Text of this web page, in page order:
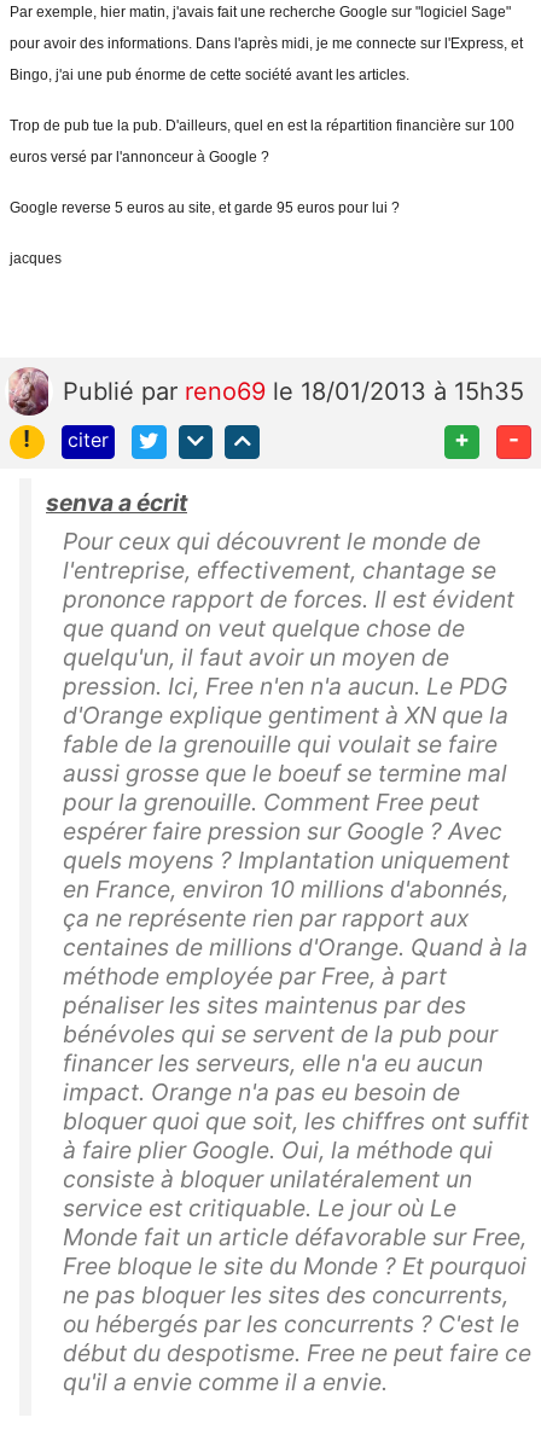
Par exemple, hier matin, j'avais fait une recherche Google sur "logiciel Sage"
pour avoir des informations. Dans l'après midi, je me connecte sur l'Express, et
Bingo, j'ai une pub énorme de cette société avant les articles.
Trop de pub tue la pub. D'ailleurs, quel en est la répartition financière sur 100
euros versé par l'annonceur à Google ?
Google reverse 5 euros au site, et garde 95 euros pour lui ?
jacques
Publié par reno69 le 18/01/2013 à 15h35
!
citer + -
senva a écrit
Pour ceux qui découvrent le monde de
l'entreprise, effectivement, chantage se
prononce rapport de forces. Il est évident
que quand on veut quelque chose de
quelqu'un, il faut avoir un moyen de
pression. Ici, Free n'en n'a aucun. Le PDG
d'Orange explique gentiment à XN que la
fable de la grenouille qui voulait se faire
aussi grosse que le boeuf se termine mal
pour la grenouille. Comment Free peut
espérer faire pression sur Google ? Avec
quels moyens ? Implantation uniquement
en France, environ 10 millions d'abonnés,
ça ne représente rien par rapport aux
centaines de millions d'Orange. Quand à la
méthode employée par Free, à part
pénaliser les sites maintenus par des
bénévoles qui se servent de la pub pour
financer les serveurs, elle n'a eu aucun
impact. Orange n'a pas eu besoin de
bloquer quoi que soit, les chiffres ont suffit
à faire plier Google. Oui, la méthode qui
consiste à bloquer unilatéralement un
service est critiquable. Le jour où Le
Monde fait un article défavorable sur Free,
Free bloque le site du Monde ? Et pourquoi
ne pas bloquer les sites des concurrents,
ou hébergés par les concurrents ? C'est le
début du despotisme. Free ne peut faire ce
qu'il a envie comme il a envie.